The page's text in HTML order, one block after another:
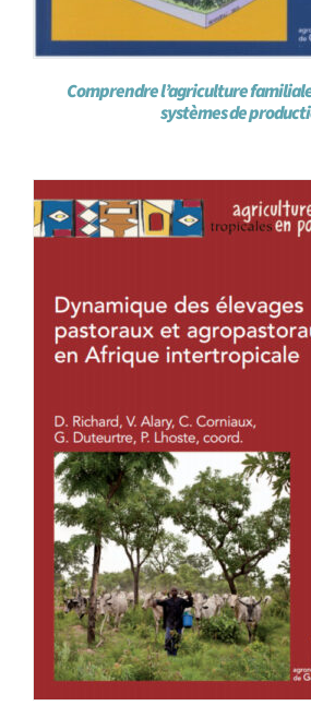
Comprendre l’agriculture
systèmes de